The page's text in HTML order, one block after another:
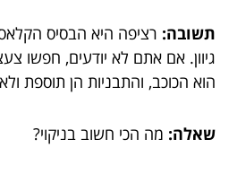
תשובה: רציפה היא הבסיס
גיוון. אם אתם לא יודעים, חפשו
הוא הכוכב, והתבניות הן תוספת
שאלה: מה הכי חשוב בניקוי?